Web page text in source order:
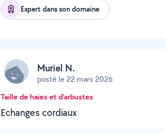
Expert dans son domaine
Muriel N.
posté le 22 mars 2026
Taille de haies et d'arbustes
Echanges cordiaux